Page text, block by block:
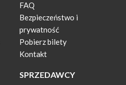
FAQ
Bezpieczeństwo i
prywatność
Pobierz bilety
Kontakt
SPRZEDAWCY